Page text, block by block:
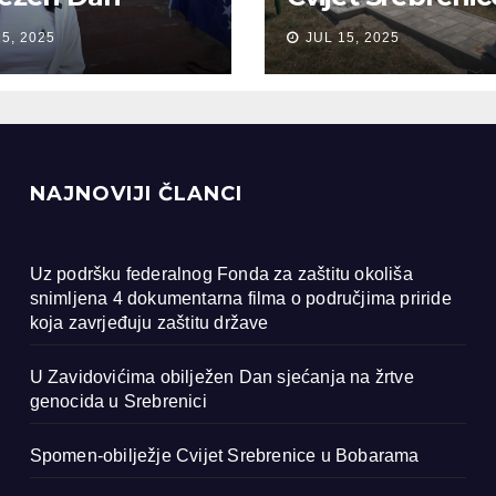
na žrtve
u
2025
Bobarama
JUL 15, 2025
NAJNOVIJI ČLANCI
Uz podršku federalnog Fonda za zaštitu okoliša
snimljena 4 dokumentarna filma o područjima priride
koja zavrjeđuju zaštitu države
U Zavidovićima obilježen Dan sjećanja na žrtve
genocida u Srebrenici
Spomen-obilježje Cvijet Srebrenice u Bobarama